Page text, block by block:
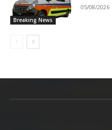
Breaking News
05/08/2026